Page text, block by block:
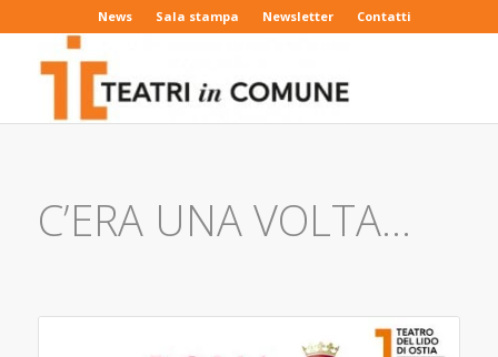
News Sala stampa Newsletter Contatti
C’ERA UNA VOLTA…